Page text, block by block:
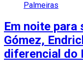
Palmeiras
Em noite para
Gómez,
diferencial do